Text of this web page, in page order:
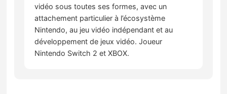
vidéo sous toutes ses formes, avec un
attachement particulier à l’écosystème
Nintendo, au jeu vidéo indépendant et au
développement de jeux vidéo. Joueur
Nintendo Switch 2 et XBOX.